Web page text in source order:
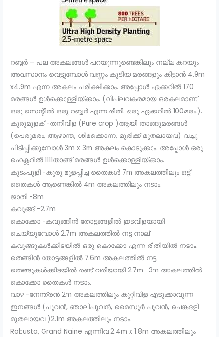
റബ്ബർ – പല അകലങ്ങൾ പറയുന്നുണ്ടെങ്കിലും നല്ല കറയും
അവസാനം വെട്ടുമ്പോൾ വണ്ണം കൂടിയ മരങ്ങളും കിട്ടാൻ 4.9m
x4.9m എന്ന അകലം പരീക്ഷിക്കാം. അപ്പോൾ ഏക്കറിൽ 170
മരങ്ങൾ ഉൾക്കൊള്ളിയ്ക്കാം. (വിപ്ലവകരമായ ഒരകലമാണ്
ഒരു സെന്റിൽ ഒരു റബ്ബർ എന്ന രീതി. ഒരു ഏക്കറിൽ 100മരം.).
കുരുമുളക് -തനിവിള (Pure crop )ആയി താങ്ങുമരങ്ങൾ
(പെരുമരം, ആഴാന്ത, ശീമക്കൊന്ന, മുരിക്ക് മുതലായവ) വച്ചു
പിടിപ്പിക്കുമ്പോൾ 3m x 3m അകലം കൊടുക്കാം. അപ്പോൾ ഒരു
ഹെക്റ്ററിൽ 1111താങ്ങ് മരങ്ങൾ ഉൾക്കൊള്ളിയ്ക്കാം.
കുടംപുളി -കുരു മുളപ്പിച്ച തൈകൾ 7m അകലത്തിലും ഒട്ട്
തൈകൾ ആണെങ്കിൽ 4m അകലത്തിലും നടാം.
ജാതി -8m
കവുങ്ങ് -2.7m
കൊക്കോ -കവുങ്ങിൻ തോട്ടങ്ങളിൽ ഇടവിളയായി
ചെയ്യുമ്പോൾ 2.7m അകലത്തിൽ നട്ട നാല്
കവുങ്ങുകൾക്കിടയിൽ ഒരു കൊക്കോ എന്ന രീതിയിൽ നടാം.
തെങ്ങിൻ തോട്ടങ്ങളിൽ 7.6m അകലത്തിൽ നട്ട
തെങ്ങുകൾക്കിടയിൽ രണ്ട് വരിയായി 2.7m -3m അകലത്തിൽ
കൊക്കോ തൈകൾ നടാം.
വാഴ -നേന്ത്രൻ 2m അകലത്തിലും കുറ്റിവിള എടുക്കാവുന്ന
ഇനങ്ങൾ (പൂവൻ, ഞാലിപൂവൻ, മൈസൂർ പൂവൻ, ചെങ്കദളി
മുതലായവ )2.1m അകലത്തിലും നടാം.
Robusta, Grand Naine എന്നിവ 2.4m x 1.8m അകലത്തിലും